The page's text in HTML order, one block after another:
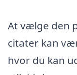
At vælge den
citater kan
hvor du kan